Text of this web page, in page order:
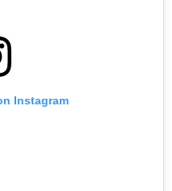
Instagram